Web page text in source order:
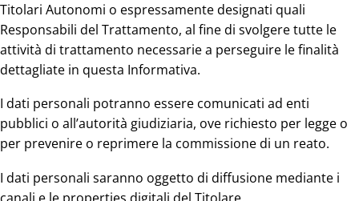
Titolari Autonomi o espressamente designati quali
Responsabili del Trattamento, al fine di svolgere tutte le
attività di trattamento necessarie a perseguire le finalità
dettagliate in questa Informativa.
I dati personali potranno essere comunicati ad enti
pubblici o all’autorità giudiziaria, ove richiesto per legge o
per prevenire o reprimere la commissione di un reato.
I dati personali saranno oggetto di diffusione mediante i
canali e le properties digitali del Titolare.